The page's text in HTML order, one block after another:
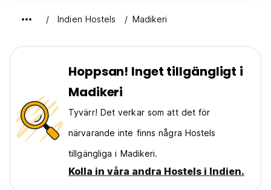
Indien Hostels Madikeri
Hoppsan! Inget tillgängligt i
Madikeri
Tyvärr! Det verkar som att det för
närvarande inte finns några Hostels
tillgängliga i Madikeri.
Kolla in våra andra Hostels i Indien.